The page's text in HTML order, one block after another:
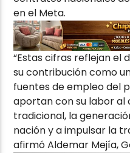
en el Meta.
“Estas cifras reflejan el
su contribución como
fuentes de empleo del
aportan con su labor
tradicional, la
nación y a impulsar la
afirmó Aldemar Mejía,